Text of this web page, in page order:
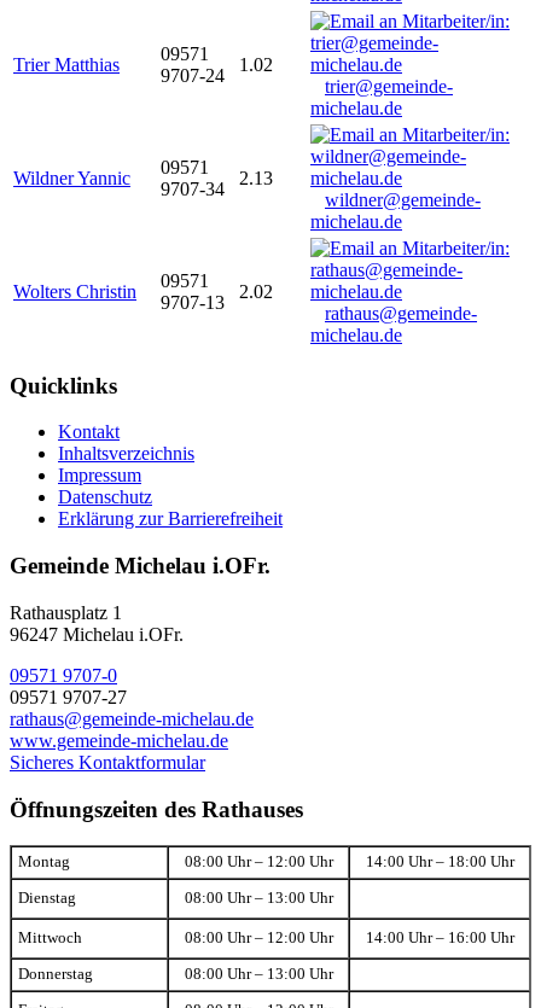
Trier Matthias
09571
9707-24
1.02
trier@gemeinde-
michelau.de
Wildner Yannic
09571
9707-34
2.13
wildner@gemeinde-
michelau.de
Wolters Christin
09571
9707-13
2.02
rathaus@gemeinde-
michelau.de
Quicklinks
Kontakt
Inhaltsverzeichnis
Impressum
Datenschutz
Erklärung zur Barrierefreiheit
Gemeinde Michelau i.OFr.
Rathausplatz 1
96247 Michelau i.OFr.
09571 9707-0
09571 9707-27
rathaus@gemeinde-michelau.de
www.gemeinde-michelau.de
Sicheres Kontaktformular
Öffnungszeiten des Rathauses
Montag 08:00 Uhr – 12:00 Uhr 14:00 Uhr – 18:00 Uhr
Dienstag 08:00 Uhr – 13:00 Uhr
Mittwoch 08:00 Uhr – 12:00 Uhr 14:00 Uhr – 16:00 Uhr
Donnerstag 08:00 Uhr – 13:00 Uhr